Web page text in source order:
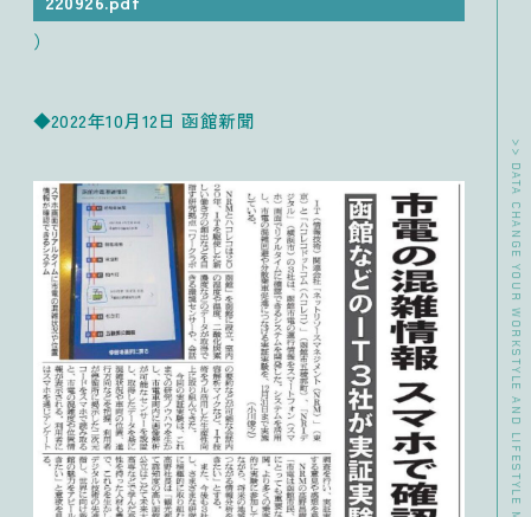
）
◆2022年10月12日 函館新聞